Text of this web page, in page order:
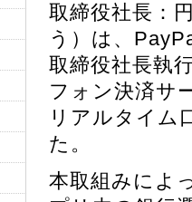
取締役社長：
う）は、
取締役社長執
フォン決済サ
リアルタイム
た。
本取組みによ